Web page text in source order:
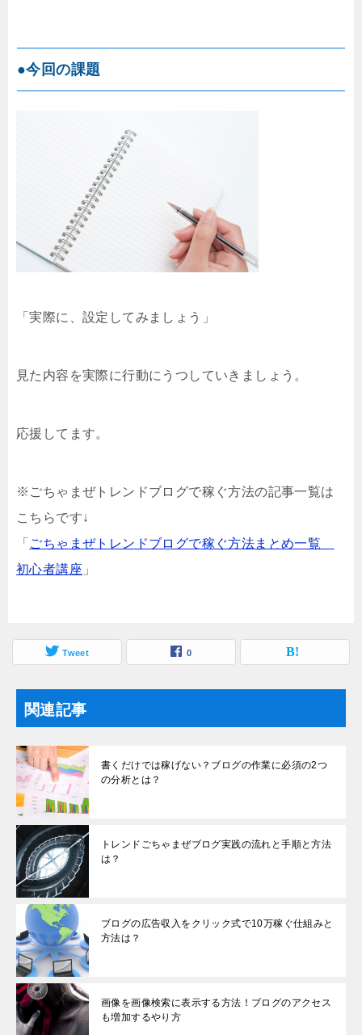
●今回の課題
「実際に、設定してみましょう」
見た内容を実際に行動にうつしていきましょう。
応援してます。
※ごちゃまぜトレンドブログで稼ぐ方法の記事一覧は
こちらです↓
「 ごちゃまぜトレンドブログで稼ぐ方法まとめ一覧
初心者講座 」
Tweet 0
関連記事
書くだけでは稼げない？ブログの作業に必須の2つ
の分析とは？
トレンドごちゃまぜブログ実践の流れと手順と方法
は？
ブログの広告収入をクリック式で10万稼ぐ仕組みと
方法は？
画像を画像検索に表示する方法！ブログのアクセス
も増加するやり方